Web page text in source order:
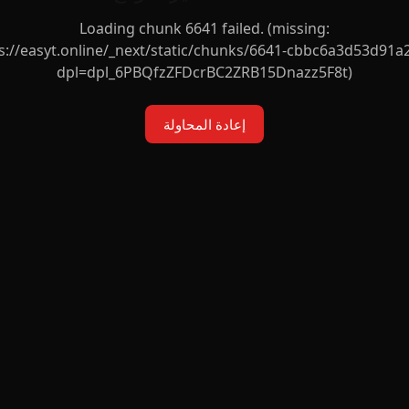
Loading chunk 6641 failed. (missing:
easyt.online/_next/static/chunks/6641-
dpl=dpl_6PBQfzZFDcrBC2ZRB15Dnazz5F8t)
إعادة المحاولة